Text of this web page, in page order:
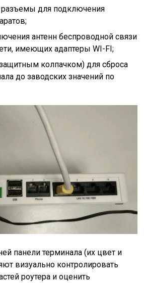
для подключения
антенн беспроводной связи
имеющих адаптеры WI-FI;
колпачком) для сброса
до заводских значений по
панели терминала (их цвет и
визуально контролировать
роутера и оценить